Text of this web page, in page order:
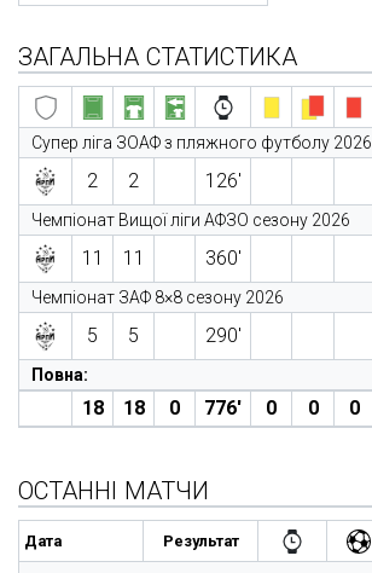
ЗАГАЛЬНА СТАТИСТИКА
Супер ліга ЗОАФ з пляжного футболу 2026
2 2 126′
Чемпіонат Вищої ліги АФЗО сезону 2026
11 11 360′
Чемпіонат ЗАФ 8×8 сезону 2026
5 5 290′
Повна:
18 18 0 776′ 0 0 0
ОСТАННІ МАТЧИ
Дата Результат